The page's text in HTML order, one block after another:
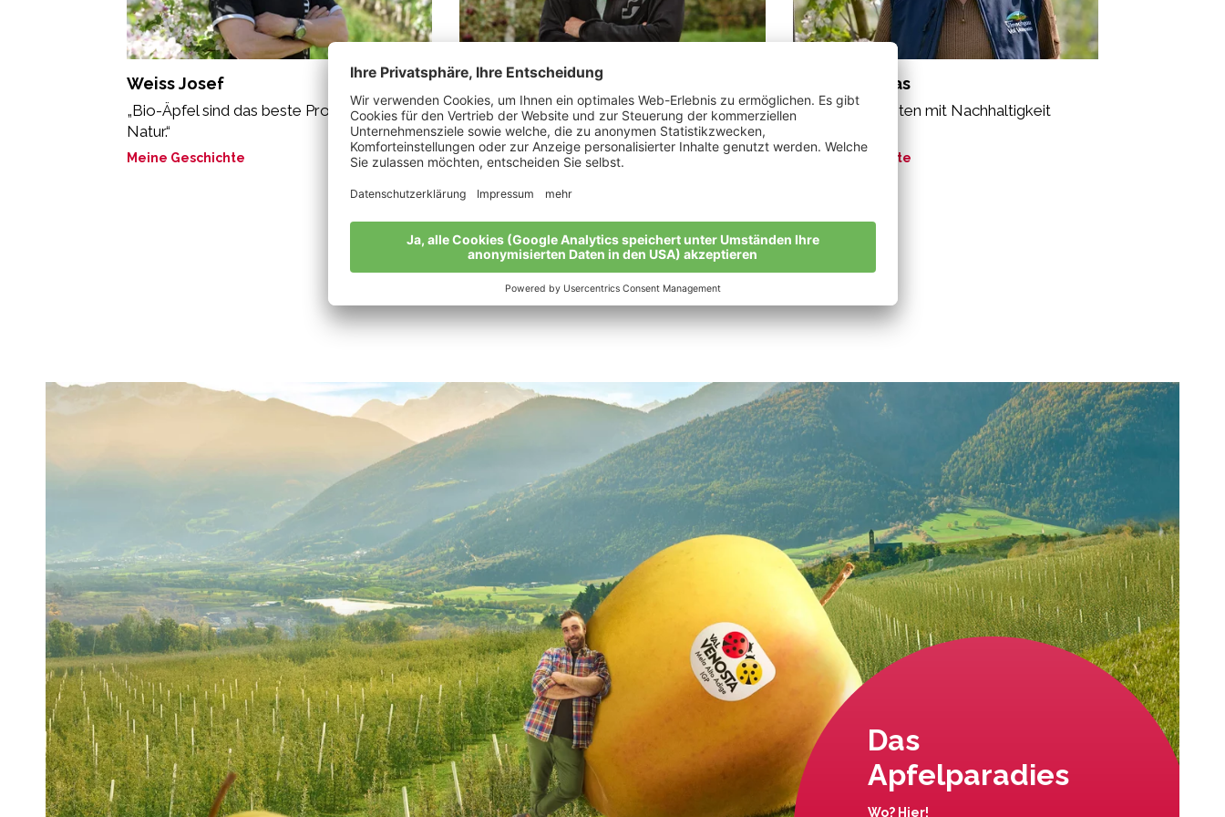
Weiss Josef
„Bio-Äpfel sind das beste Produkt der
Natur.“
Meine Geschichte
Jennewein Samuel Franz
„Das Gefühl der Zufriedenheit.“
Meine Geschichte
Prantl Thomas
“Unseren Planeten mit Nachhaltigkeit
Meine Geschichte
Alle Bio-Bauern im Überblick
Das
Apfelparadies
Wo? Hier!